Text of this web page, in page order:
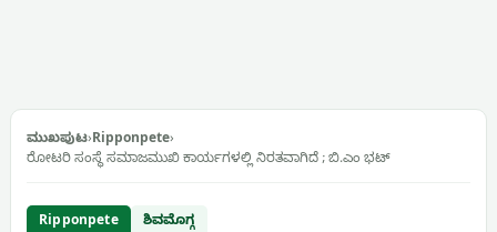
ಮುಖಪುಟ›Ripponpete›
ರೋಟರಿ ಸಂಸ್ಥೆ ಸಮಾಜಮುಖಿ ಕಾರ್ಯಗಳಲ್ಲಿ ನಿರತವಾಗಿದೆ ; ಬಿ.ಎಂ ಭಟ್
Ripponpete ಶಿವಮೊಗ್ಗ